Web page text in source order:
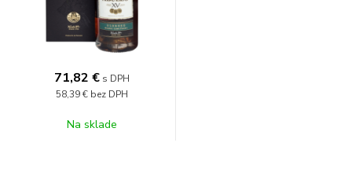
71,82 € s DPH
58,39 € bez DPH
Na sklade